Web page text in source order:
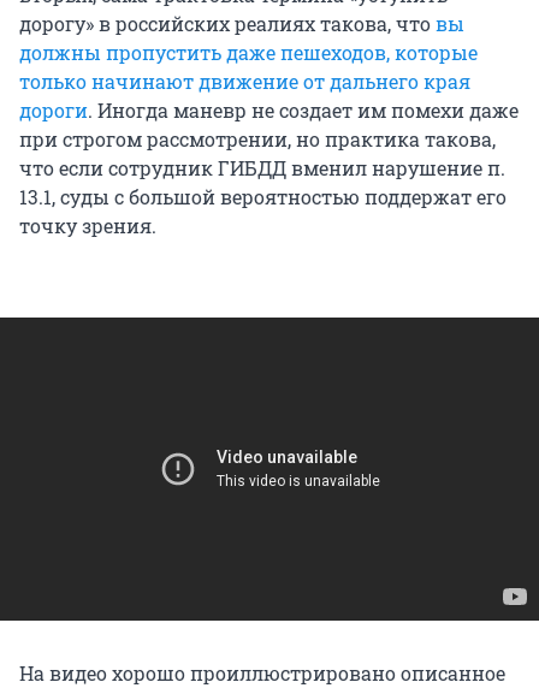
дорогу» в российских реалиях такова, чтовы
должны пропустить даже пешеходов, которые
только начинают движение от дальнего края
дороги. Иногда маневр не создает им помехи даже
при строгом рассмотрении, но практика такова,
что если сотрудник ГИБДД вменил нарушение п.
13.1, суды с большой вероятностью поддержат его
точку зрения.
На видео хорошо проиллюстрировано описанное